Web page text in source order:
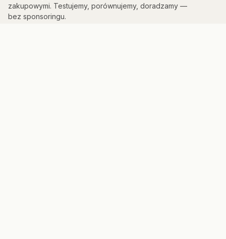
zakupowymi. Testujemy, porównujemy, doradzamy —
bez sponsoringu.